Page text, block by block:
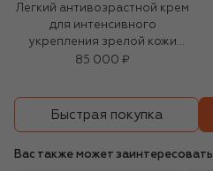
Легкий антивозрастной крем
для интенсивного
укрепления зрелой кожи
«3D-коллаген» (50ml)
85 000 ₽
Быстрая покупка
Вас также может заинтересовать